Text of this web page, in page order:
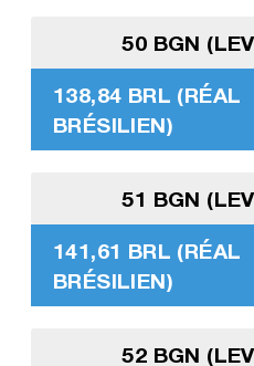
50 BGN
138,84 BRL (RÉAL
BRÉSILIEN)
51 BGN
141,61 BRL (RÉAL
BRÉSILIEN)
52 BGN